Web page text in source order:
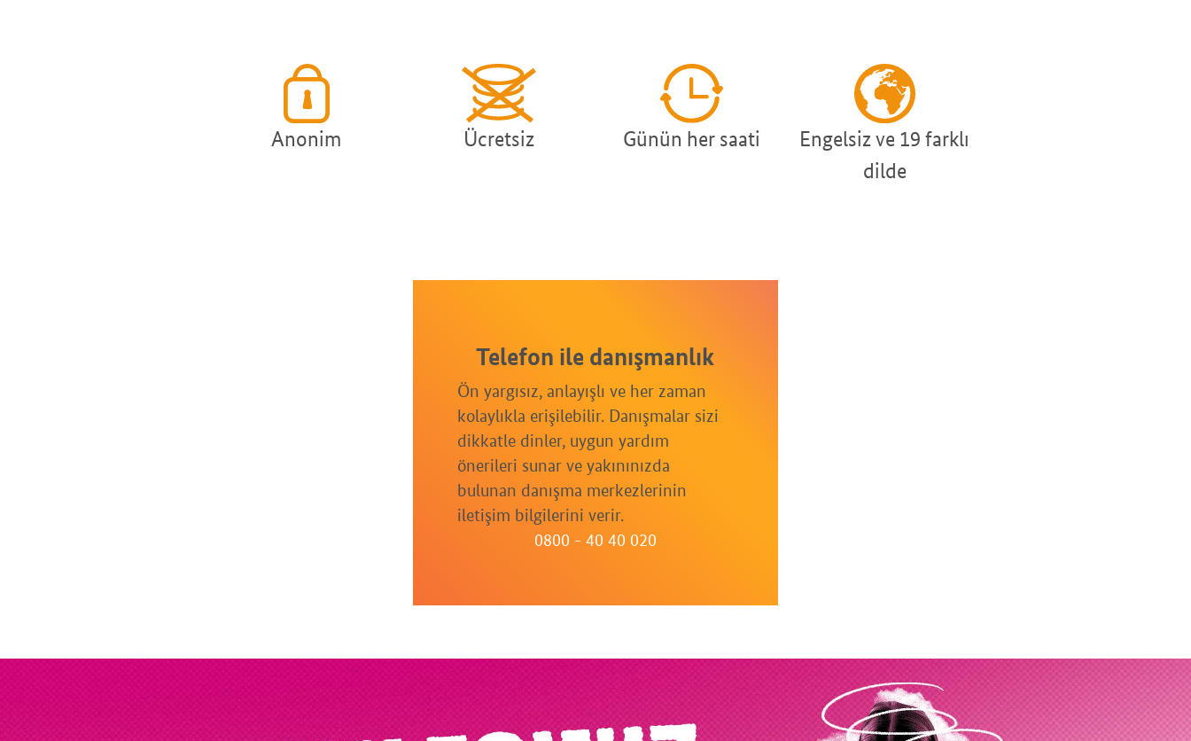
Anonim Ücretsiz Günün her saati
Engelsiz ve 19 farklı
dilde
Telefon ile danışmanlık
Ön yargısız, anlayışlı ve her zaman
kolaylıkla erişilebilir. Danışmalar sizi
dikkatle dinler, uygun yardım
önerileri sunar ve yakınınızda
bulunan danışma merkezlerinin
iletişim bilgilerini verir.
0800 - 40 40 020